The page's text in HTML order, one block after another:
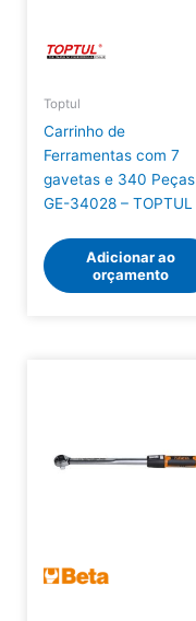
Toptul
Carrinho de
Ferramentas com 7
gavetas e 340 Peças
GE-34028 – TOPTUL
Adicionar ao
orçamento